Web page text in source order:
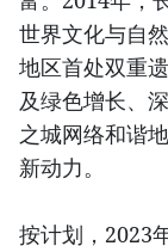
世界文化与自
地区首处双重
及绿色增长、
之城网络和谐
新动力。
按计划，2023